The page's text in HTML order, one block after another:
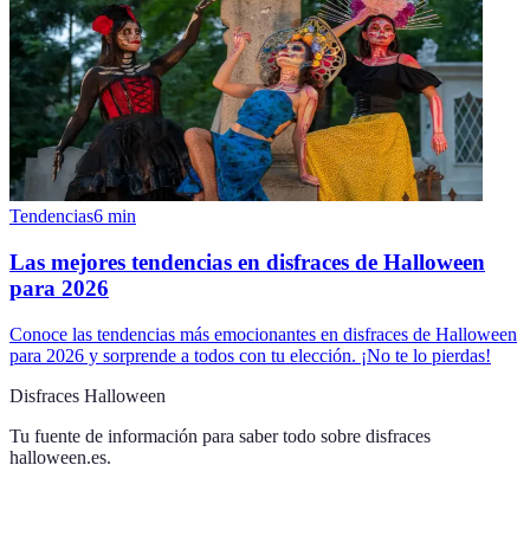
Tendencias6 min
Las mejores tendencias en disfraces de Halloween
para 2026
Conoce las tendencias más emocionantes en disfraces de Halloween
para 2026 y sorprende a todos con tu elección. ¡No te lo pierdas!
Disfraces Halloween
Tu fuente de información para saber todo sobre disfraces
halloween.es.